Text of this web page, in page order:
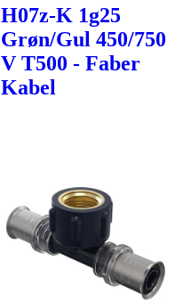
H07z-K 1g25
Grøn/Gul 450/750
V T500 - Faber
Kabel